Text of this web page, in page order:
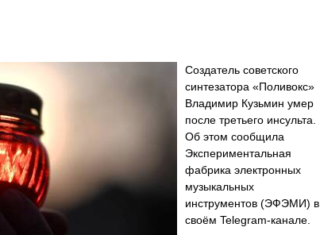
Создатель советского
синтезатора «Поливокс»
Владимир Кузьмин умер
после третьего инсульта.
Об этом сообщила
Экспериментальная
фабрика электронных
музыкальных
инструментов (ЭФЭМИ) в
своём Telegram-канале.